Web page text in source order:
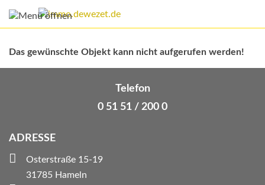
Das gewünschte Objekt kann nicht aufgerufen werden!
Telefon
0 51 51 / 200 0
ADRESSE
Osterstraße 15-19
31785 Hameln